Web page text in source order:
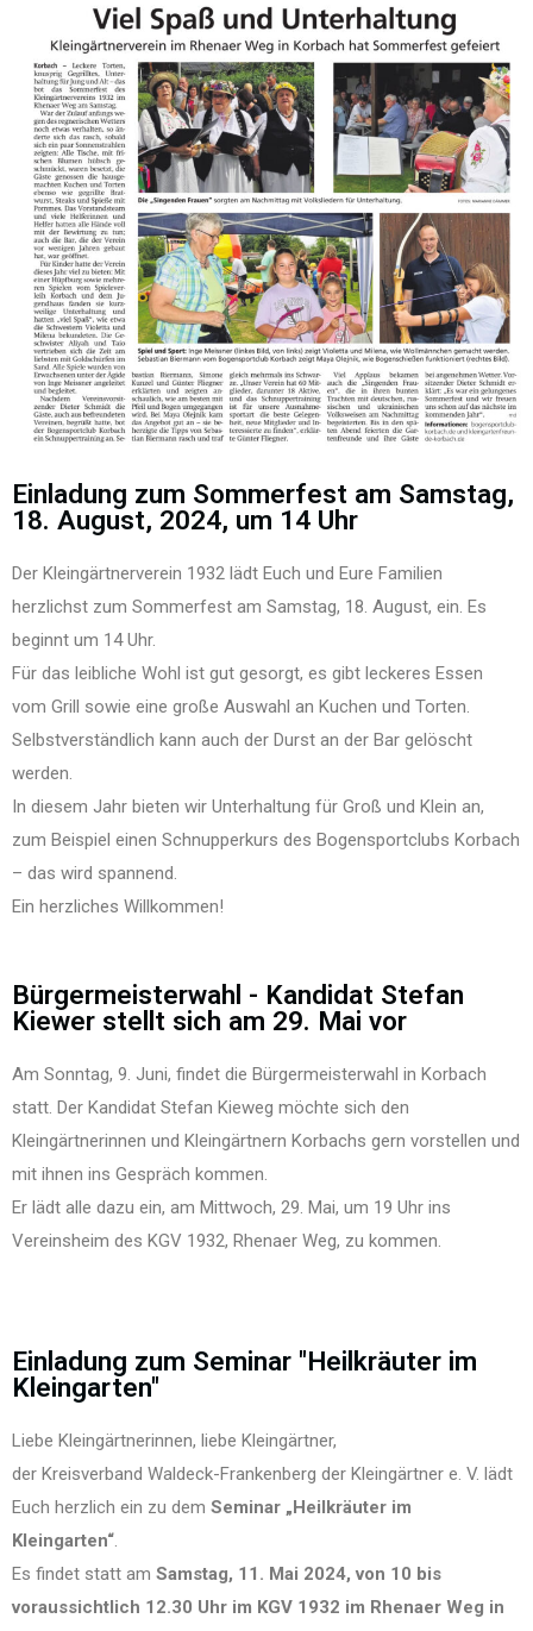
Einladung zum Sommerfest am Samstag,
18. August, 2024, um 14 Uhr
Der Kleingärtnerverein 1932 lädt Euch und Eure Familien
herzlichst zum Sommerfest am Samstag, 18. August, ein. Es
beginnt um 14 Uhr.
Für das leibliche Wohl ist gut gesorgt, es gibt leckeres Essen
vom Grill sowie eine große Auswahl an Kuchen und Torten.
Selbstverständlich kann auch der Durst an der Bar gelöscht
werden.
In diesem Jahr bieten wir Unterhaltung für Groß und Klein an,
zum Beispiel einen Schnupperkurs des Bogensportclubs Korbach
– das wird spannend.
Ein herzliches Willkommen!
Bürgermeisterwahl - Kandidat Stefan
Kiewer stellt sich am 29. Mai vor
Am Sonntag, 9. Juni, findet die Bürgermeisterwahl in Korbach
statt. Der Kandidat Stefan Kieweg möchte sich den
Kleingärtnerinnen und Kleingärtnern Korbachs gern vorstellen und
mit ihnen ins Gespräch kommen.
Er lädt alle dazu ein, am Mittwoch, 29. Mai, um 19 Uhr ins
Vereinsheim des KGV 1932, Rhenaer Weg, zu kommen.
Einladung zum Seminar "Heilkräuter im
Kleingarten"
Liebe Kleingärtnerinnen, liebe Kleingärtner,
der Kreisverband Waldeck-Frankenberg der Kleingärtner e. V. lädt
Euch herzlich ein zu dem Seminar „Heilkräuter im
Kleingarten“.
Es findet statt am Samstag, 11. Mai 2024, von 10 bis
voraussichtlich 12.30 Uhr im KGV 1932 im Rhenaer Weg in